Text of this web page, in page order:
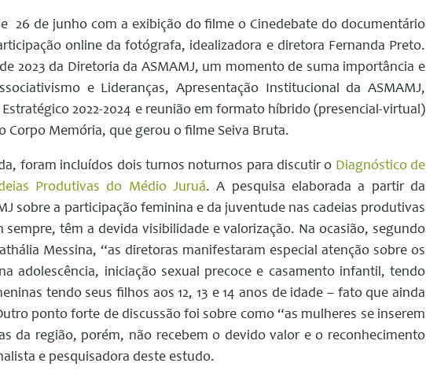
26 de junho com a exibição do filme o Cinedebate do documentário
online da fotógrafa, idealizadora e diretora Fernanda Preto.
2023 da Diretoria da ASMAMJ, um momento de suma importância e
e Lideranças, Apresentação Institucional da ASMAMJ,
2022-2024 e reunião em formato híbrido (presencial-virtual)
Corpo Memória, que gerou o filme Seiva Bruta.
foram incluídos dois turnos noturnos para discutir o Diagnóstico de
Produtivas do Médio Juruá. A pesquisa elaborada a partir da
sobre a participação feminina e da juventude nas cadeias produtivas
têm a devida visibilidade e valorização. Na ocasião, segundo
Messina, “as diretoras manifestaram especial atenção sobre os
adolescência, iniciação sexual precoce e casamento infantil, tendo
tendo seus filhos aos 12, 13 e 14 anos de idade – fato que ainda
ponto forte de discussão foi sobre como “as mulheres se inserem
da região, porém, não recebem o devido valor e o reconhecimento
e pesquisadora deste estudo.